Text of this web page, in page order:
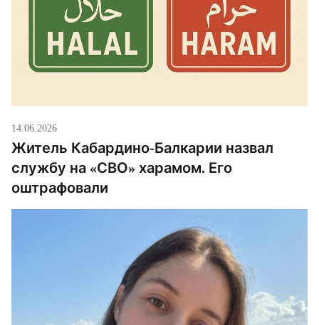
14.06.2026
Житель Кабардино-Балкарии назвал
службу на «СВО» харамом. Его
оштрафовали